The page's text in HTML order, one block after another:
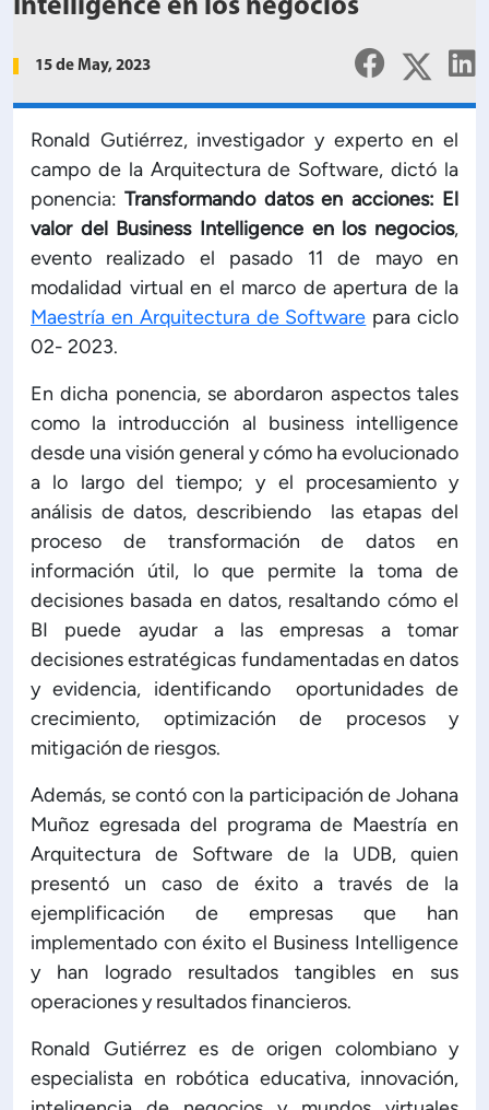
Capacitación Institucional
Estructura organizativa
Rector
Académica
Secretaría General
de Ciencia y Tecnología
de Gestión Institucional
de Administración y Finanzas
Profesional e Internacionalización
Calidad Académica
Políticas institucionales
Acreditaciones
Boletín de noticias
Línea de tiempo
Intelligence en los negocios
15 de May, 2023
Ronald Gutiérrez, investigador y experto en el
campo de la Arquitectura de Software, dictó la
ponencia:Transformando datos en acciones: El
valor del Business Intelligence en los negocios,
evento realizado el pasado 11 de mayo en
modalidad virtual en el marco de apertura de la
Maestría en Arquitectura de Software para ciclo
02- 2023.
En dicha ponencia, se abordaron aspectos tales
como la introducción al business intelligence
desde una visión general y cómo ha evolucionado
a lo largo del tiempo; y el procesamiento y
análisis de datos, describiendo las etapas del
proceso de transformación de datos en
información útil, lo que permite la toma de
decisiones basada en datos, resaltando cómo el
BI puede ayudar a las empresas a tomar
decisiones estratégicas fundamentadas en datos
y evidencia, identificando oportunidades de
crecimiento, optimización de procesos y
mitigación de riesgos.
Además, se contó con la participación de Johana
Muñoz egresada del programa de Maestría en
Arquitectura de Software de la UDB, quien
presentó un caso de éxito a través de la
ejemplificación de empresas que han
implementado con éxito el Business Intelligence
y han logrado resultados tangibles en sus
operaciones y resultados financieros.
Ronald Gutiérrez es de origen colombiano y
especialista en robótica educativa, innovación,